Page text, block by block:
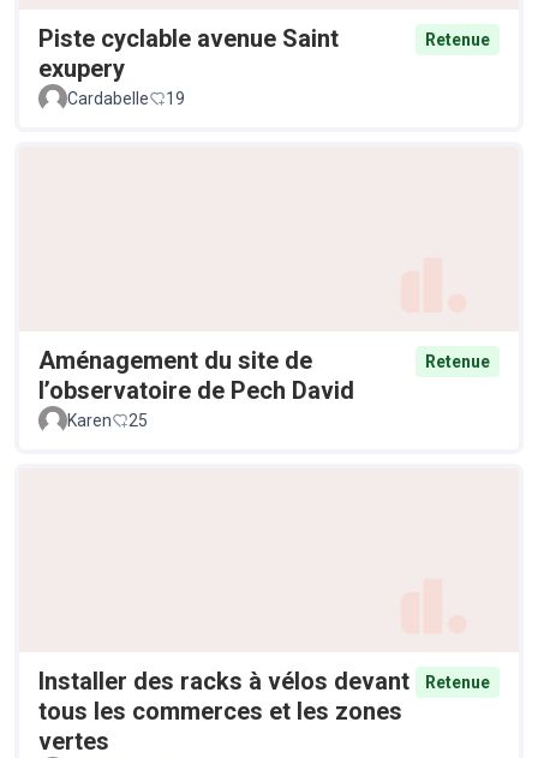
Piste cyclable avenue Saint
exupery
Retenue
Cardabelle 19
Aménagement du site de
l’observatoire de Pech David
Retenue
Karen 25
Installer des racks à vélos devant
tous les commerces et les zones
vertes
Retenue